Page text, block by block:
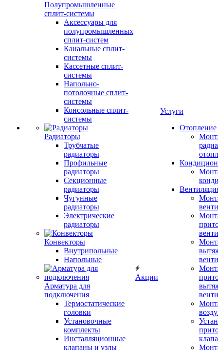
Полупромышленные
сплит-системы
Аксессуары для
полупромышленных
сплит-систем
Канальные сплит-
системы
Кассетные сплит-
системы
Напольно-
потолочные сплит-
системы
Консольные сплит-
системы
Радиаторы
Трубчатые
радиаторы
Профильные
радиаторы
Секционные
радиаторы
Чугунные
радиаторы
Электрические
радиаторы
Конвекторы
Внутрипольные
Напольные
Арматура для
подключения
Термостатические
головки
Установочные
комплекты
Инсталляционные
клапаны и узлы
Акции
Услуги
Отопление